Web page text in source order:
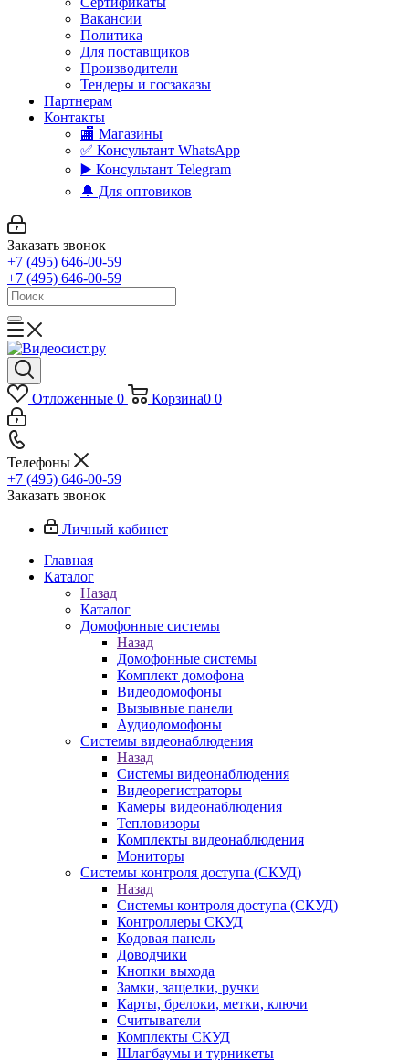
Вакансии
Политика
Для поставщиков
Производители
Тендеры и госзаказы
Партнерам
Контакты
🏬 Магазины
✅️ Консультант WhatsApp
▶️ Консультант Telegram
🔔 Для оптовиков
Заказать звонок
+7 (495) 646-00-59
+7 (495) 646-00-59
Отложенные 0 Корзина0 0
Телефоны
+7 (495) 646-00-59
Заказать звонок
Личный кабинет
Главная
Каталог
Назад
Каталог
Домофонные системы
Назад
Домофонные системы
Комплект домофона
Видеодомофоны
Вызывные панели
Аудиодомофоны
Системы видеонаблюдения
Назад
Системы видеонаблюдения
Видеорегистраторы
Камеры видеонаблюдения
Тепловизоры
Комплекты видеонаблюдения
Мониторы
Системы контроля доступа (СКУД)
Назад
Системы контроля доступа (СКУД)
Контроллеры СКУД
Кодовая панель
Доводчики
Кнопки выхода
Замки, защелки, ручки
Карты, брелоки, метки, ключи
Считыватели
Комплекты СКУД
Шлагбаумы и турникеты